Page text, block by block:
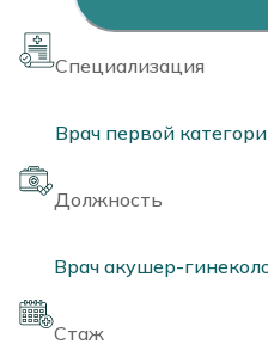
Специализация
Врач первой
Должность
Врач акушер-
Стаж